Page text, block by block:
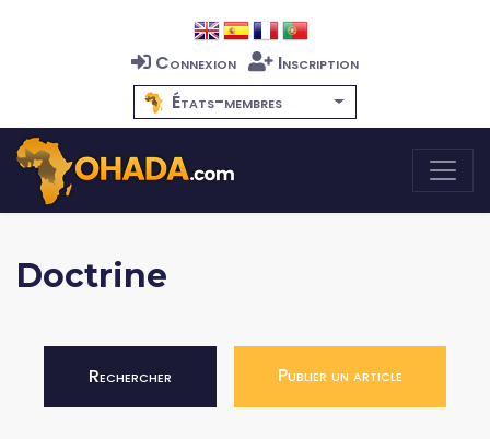
Connexion
Inscription
États-membres
Doctrine
Rechercher Publier un article